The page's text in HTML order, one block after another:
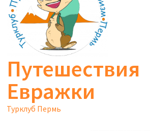
Путешествия
Евражки
Турклуб Пермь